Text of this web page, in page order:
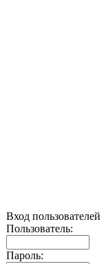
Вход пользователей
Пользователь:
Пароль: